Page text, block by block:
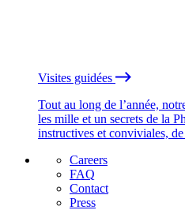
Visites guidées
Tout au long de l’année,
les mille et un secrets de la
instructives et conviviales,
Careers
FAQ
Contact
Press